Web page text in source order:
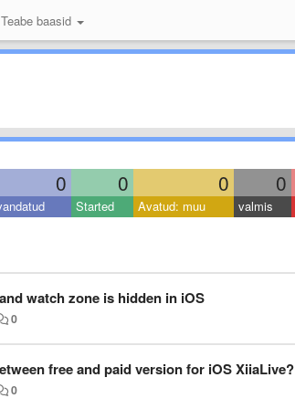
Teabe baasid
0 0 0 0
Started Avatud: muu valmis
watch zone is hidden in iOS
0
free and paid version for iOS XiiaLive?
0